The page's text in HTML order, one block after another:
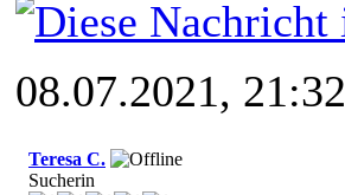
08.07.2021, 21:32
Teresa C.
Sucherin